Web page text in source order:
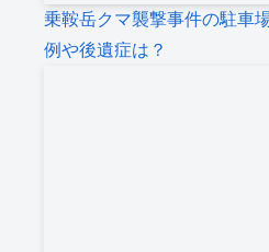
乗鞍岳クマ襲撃事件の駐車
例や後遺症は？